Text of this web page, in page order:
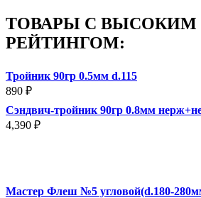
ТОВАРЫ С ВЫСОКИМ
РЕЙТИНГОМ:
Тройник 90гр 0.5мм d.115
890 ₽
Сэндвич-тройник 90гр 0.8мм
4,390 ₽
Мастер Флеш №5 угловой(d.180-